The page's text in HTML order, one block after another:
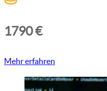
1790 €
Mehr erfahren